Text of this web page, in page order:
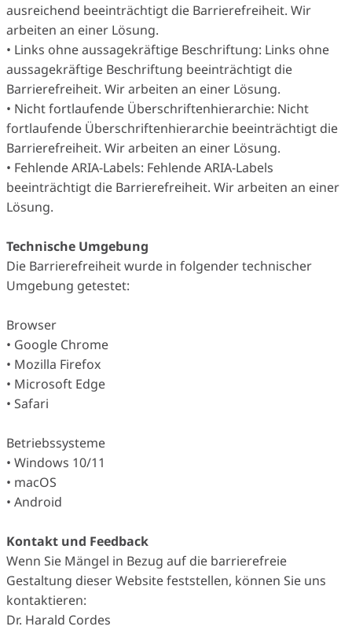
ausreichend beeinträchtigt die Barrierefreiheit. Wir
arbeiten an einer Lösung.
• Links ohne aussagekräftige Beschriftung: Links ohne
aussagekräftige Beschriftung beeinträchtigt die
Barrierefreiheit. Wir arbeiten an einer Lösung.
• Nicht fortlaufende Überschriftenhierarchie: Nicht
fortlaufende Überschriftenhierarchie beeinträchtigt die
Barrierefreiheit. Wir arbeiten an einer Lösung.
• Fehlende ARIA-Labels: Fehlende ARIA-Labels
beeinträchtigt die Barrierefreiheit. Wir arbeiten an einer
Lösung.
Technische Umgebung
Die Barrierefreiheit wurde in folgender technischer
Umgebung getestet:
Browser
• Google Chrome
• Mozilla Firefox
• Microsoft Edge
• Safari
Betriebssysteme
• Windows 10/11
• macOS
• Android
Kontakt und Feedback
Wenn Sie Mängel in Bezug auf die barrierefreie
Gestaltung dieser Website feststellen, können Sie uns
kontaktieren:
Dr. Harald Cordes